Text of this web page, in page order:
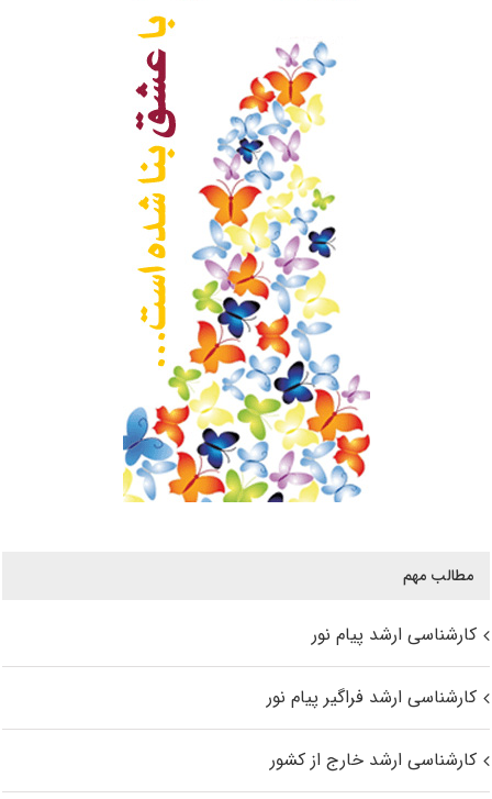
مطالب مهم
کارشناسی ارشد پیام نور
کارشناسی ارشد فراگیر پیام نور
کارشناسی ارشد خارج از کشور